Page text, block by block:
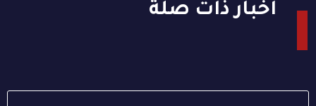
أخبار ذات صلة